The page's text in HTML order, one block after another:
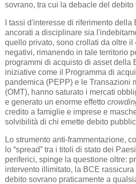
sovrano, tra cui la debacle del debito
I tassi d'interesse di riferimento della
ancorati a disciplinare sia
quello privato, sono crollati da oltre
negativi, rimanendo in tale territorio
programmi di acquisto di asset della
iniziative come il Programma di
pandemica (PEPP) e le Transazioni
(OMT), hanno saturato i mercati
e generato un enorme effetto
credito a famiglie e imprese e
solvibilità di chi emette debito
Lo strumento anti-frammentazione,
lo “spread” tra i titoli di stato dei
periferici, spinge la questione oltre:
intervento illimitato, la BCE rassicura
debito sovrano praticamente a